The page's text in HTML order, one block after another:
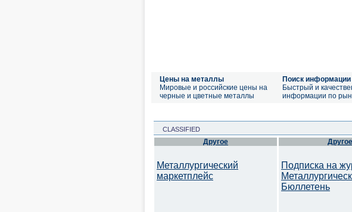
Цены на металлы
Мировые и российские цены на
черные и цветные металлы
Поиск информации
Быстрый и
информации по
CLASSIFIED
Другое
Металлургический
маркетплейс
Другое
Подписка на
Бюллетень